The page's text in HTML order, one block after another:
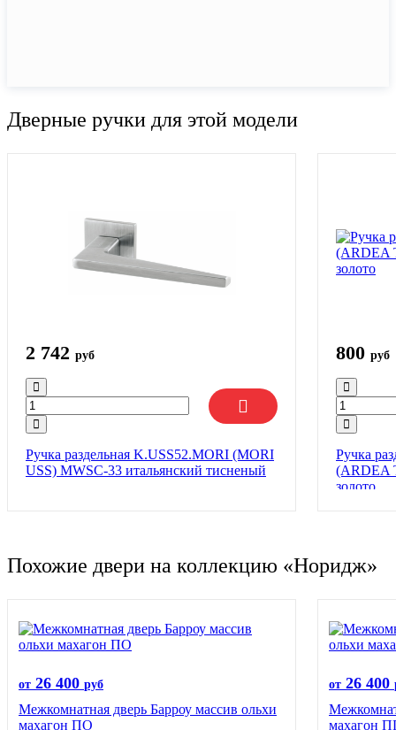
Дверные ручки для этой модели
2 742 руб
Ручка раздельная K.USS52.MORI (MORI
USS) MWSC-33 итальянский тисненый
800 руб
Ручка
(ARDEA
золото
Похожие двери на коллекцию «Норидж»
от 26 400 руб
Межкомнатная дверь Барроу массив ольхи
махагон ПО
от 26 400
махагон